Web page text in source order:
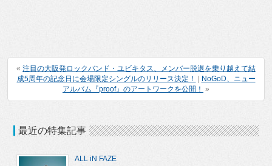
« 注目の大阪発ロックバンド・ユビキタス、メンバー脱退を乗り越えて結
成5周年の記念日に会場限定シングルのリリース決定！
NoGoD、ニュー
アルバム『proof』のアートワークを公開！ »
最近の特集記事
ALL iN FAZE